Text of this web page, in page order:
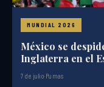
MUNDIAL 2026
México se
Inglaterra en el
7 de julio·Pumas